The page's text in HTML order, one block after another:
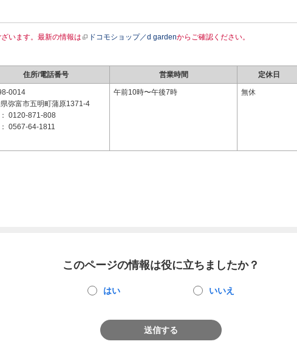
います。最新の情報は ドコモショップ／d gardenからご確認ください。
住所/電話番号 営業時間 定休日
0014
弥富市五明町蒲原1371-4
0120-871-808
0567-64-1811
午前10時〜午後7時 無休
このページの情報は役に立ちましたか？
はい いいえ
送信する